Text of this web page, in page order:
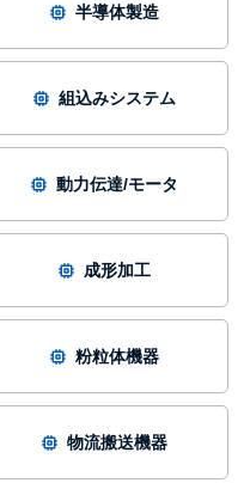
半導体製造
組込みシステム
動力伝達/モータ
成形加工
粉粒体機器
物流搬送機器